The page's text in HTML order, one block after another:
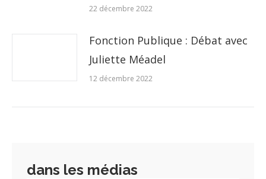
22 décembre 2022
Fonction Publique : Débat avec
Juliette Méadel
12 décembre 2022
dans les médias